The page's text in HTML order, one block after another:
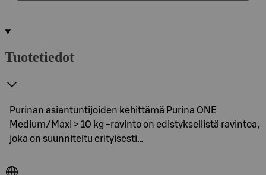
Tuotetiedot
Purinan asiantuntijoiden kehittämä Purina ONE
Medium/Maxi > 10 kg -ravinto on edistyksellistä ravintoa,
joka on suunniteltu erityisesti…